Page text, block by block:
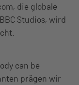
die globale
Studios, wird
can be
prägen wir